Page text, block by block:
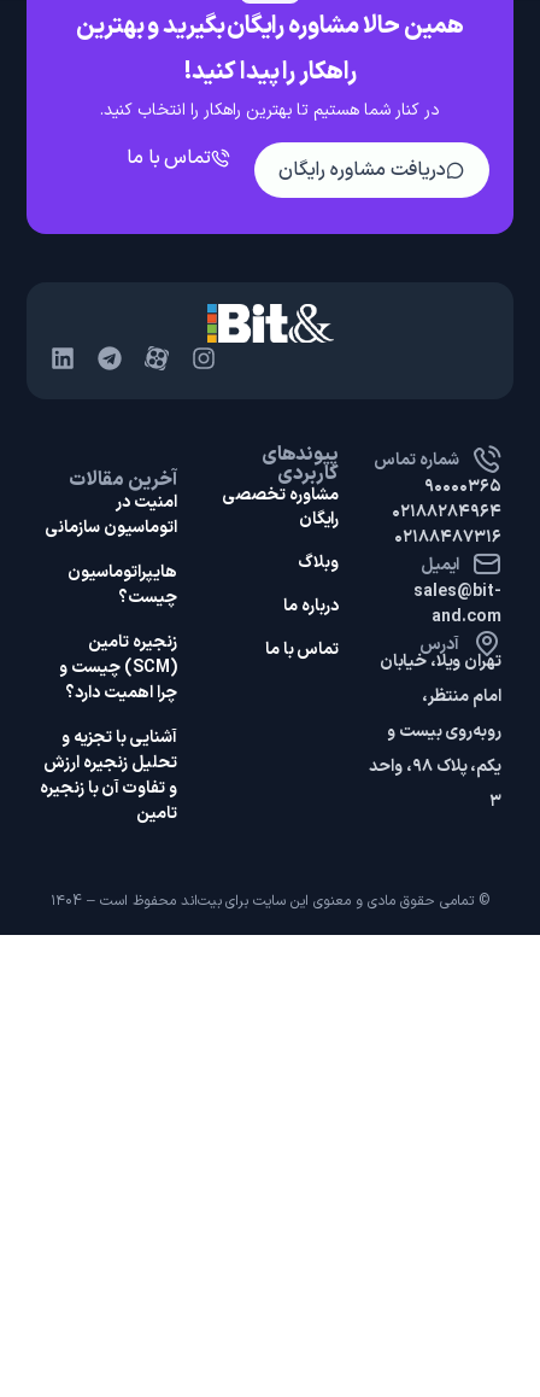
همین حالا مشاوره رایگان بگیرید و بهترین
راهکار را پیدا کنید!
در کنار شما هستیم تا بهترین راهکار را انتخاب کنید.
دریافت مشاوره رایگان تماس با ما
شماره تماس
۹۰۰۰۰۳۶۵
۰۲۱۸۸۲۸۴۹۶۴
۰۲۱۸۸۴۸۷۳۱۶
ایمیل
sales@bit-
and.com
آدرس
تهران ویلا، خیابان
امام منتظر،
روبه‌روی بیست و
یکم، پلاک ۹۸، واحد
۳
پیوندهای
کاربردی
مشاوره تخصصی
رایگان
وبلاگ
درباره ما
تماس با ما
آخرین مقالات
امنیت در
اتوماسیون سازمانی
هایپر‌اتوماسیون
چیست؟
زنجیره تامین
(SCM) چیست و
چرا اهمیت دارد؟
آشنایی با تجزیه و
تحلیل زنجیره ارزش
و تفاوت آن با زنجیره
تامین
© تمامی حقوق مادی و معنوی این سایت برای بیت‌اند محفوظ است – ۱۴۰4